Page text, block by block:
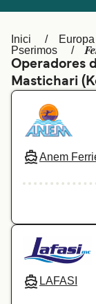
Ελλάδα
Polska
Schweiz
المغرب
Inici Europa
Pserimos
Operadores
Mastichari
Anem
LAFASI